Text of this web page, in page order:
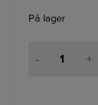
På lager
-
REA
+